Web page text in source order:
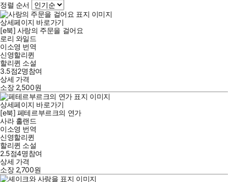
정렬 순서
상세페이지 바로가기
[e북] 사랑의 주문을 걸어요
로리 와일드
이소영 번역
신영할리퀸
할리퀸 소설
3.5점2명참여
상세 가격
소장 2,500원
상세페이지 바로가기
[e북] 페테르부르크의 연가
사라 홀랜드
이소영 번역
신영할리퀸
할리퀸 소설
2.5점4명참여
상세 가격
소장 2,700원